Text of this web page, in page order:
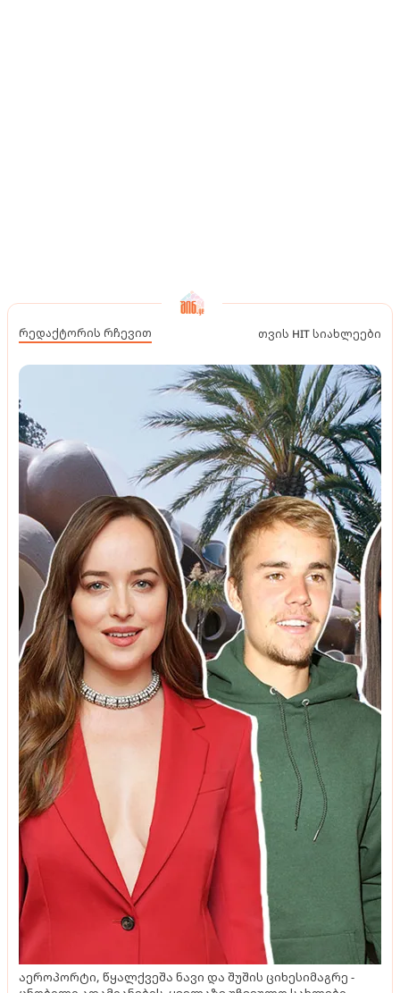
რედაქტორის რჩევით თვის HIT სიახლეები
აეროპორტი, წყალქვეშა ნავი და შუშის ციხესიმაგრე -